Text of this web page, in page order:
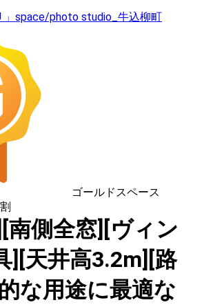
」space/photo studio_牛込柳町
ゴールドスペース
側全窓][ヴィン
][天井高3.2m][路
な用途に最適な